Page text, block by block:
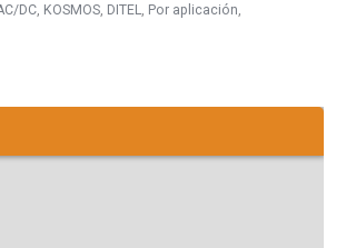
DC, KOSMOS, DITEL, Por aplicación,